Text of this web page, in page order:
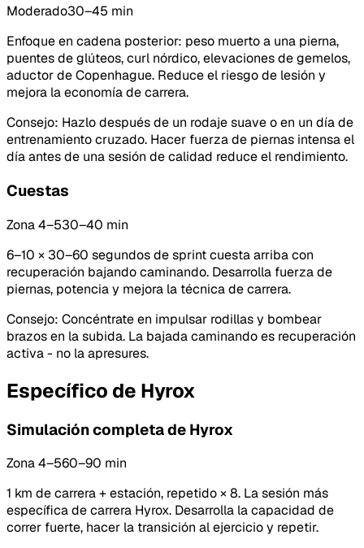
Moderado30–45 min
Enfoque en cadena posterior: peso muerto a una pierna,
puentes de glúteos, curl nórdico, elevaciones de gemelos,
aductor de Copenhague. Reduce el riesgo de lesión y
mejora la economía de carrera.
Consejo: Hazlo después de un rodaje suave o en un día de
entrenamiento cruzado. Hacer fuerza de piernas intensa el
día antes de una sesión de calidad reduce el rendimiento.
Cuestas
Zona 4–530–40 min
6–10 × 30–60 segundos de sprint cuesta arriba con
recuperación bajando caminando. Desarrolla fuerza de
piernas, potencia y mejora la técnica de carrera.
Consejo: Concéntrate en impulsar rodillas y bombear
brazos en la subida. La bajada caminando es recuperación
activa - no la apresures.
Específico de Hyrox
Simulación completa de Hyrox
Zona 4–560–90 min
1 km de carrera + estación, repetido × 8. La sesión más
específica de carrera Hyrox. Desarrolla la capacidad de
correr fuerte, hacer la transición al ejercicio y repetir.